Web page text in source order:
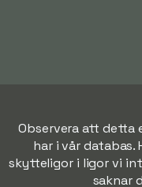
Observera att detta
har i vår databas.
skytteligor i ligor vi
saknar